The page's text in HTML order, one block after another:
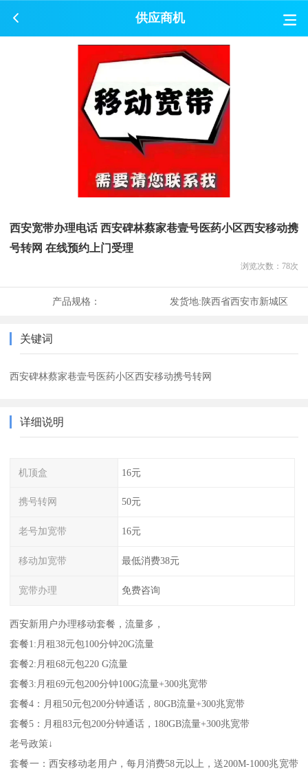
供应商机
西安宽带办理电话 西安碑林蔡家巷壹号医药小区西安移动携
号转网 在线预约上门受理
浏览次数： 78次
产品规格： 发货地:陕西省西安市新城区
关键词
西安碑林蔡家巷壹号医药小区西安移动携号转网
详细说明
机顶盒 16元
携号转网 50元
老号加宽带 16元
移动加宽带 最低消费38元
宽带办理 免费咨询
西安新用户办理移动套餐，流量多，
套餐1:月租38元包100分钟20G流量
套餐2:月租68元包220 G流量
套餐3:月租69元包200分钟100G流量+300兆宽带
套餐4：月租50元包200分钟通话，80GB流量+300兆宽带
套餐5：月租83元包200分钟通话，180GB流量+300兆宽带
老号政策↓
套餐一：西安移动老用户，每月消费58元以上，送200M-1000兆宽带